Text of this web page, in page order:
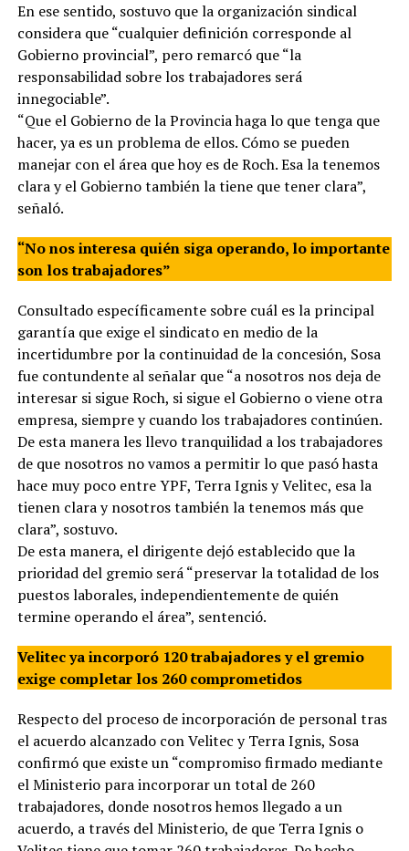
En ese sentido, sostuvo que la organización sindical
considera que “cualquier definición corresponde al
Gobierno provincial”, pero remarcó que “la
responsabilidad sobre los trabajadores será
innegociable”.
“Que el Gobierno de la Provincia haga lo que tenga que
hacer, ya es un problema de ellos. Cómo se pueden
manejar con el área que hoy es de Roch. Esa la tenemos
clara y el Gobierno también la tiene que tener clara”,
señaló.
“No nos interesa quién siga operando, lo importante
son los trabajadores”
Consultado específicamente sobre cuál es la principal
garantía que exige el sindicato en medio de la
incertidumbre por la continuidad de la concesión, Sosa
fue contundente al señalar que “a nosotros nos deja de
interesar si sigue Roch, si sigue el Gobierno o viene otra
empresa, siempre y cuando los trabajadores continúen.
De esta manera les llevo tranquilidad a los trabajadores
de que nosotros no vamos a permitir lo que pasó hasta
hace muy poco entre YPF, Terra Ignis y Velitec, esa la
tienen clara y nosotros también la tenemos más que
clara”, sostuvo.
De esta manera, el dirigente dejó establecido que la
prioridad del gremio será “preservar la totalidad de los
puestos laborales, independientemente de quién
termine operando el área”, sentenció.
Velitec ya incorporó 120 trabajadores y el gremio
exige completar los 260 comprometidos
Respecto del proceso de incorporación de personal tras
el acuerdo alcanzado con Velitec y Terra Ignis, Sosa
confirmó que existe un “compromiso firmado mediante
el Ministerio para incorporar un total de 260
trabajadores, donde nosotros hemos llegado a un
acuerdo, a través del Ministerio, de que Terra Ignis o